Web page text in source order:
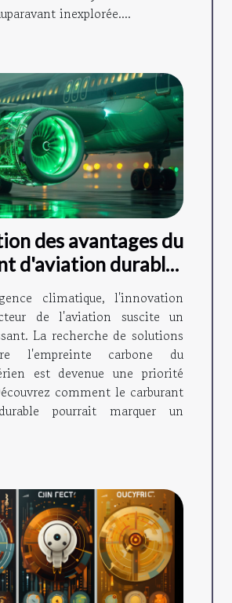
inexplorée....
des avantages du
d'aviation durable
climatique, l'innovation
de l'aviation suscite un
La recherche de solutions
l'empreinte carbone du
est devenue une priorité
comment le carburant
pourrait marquer un